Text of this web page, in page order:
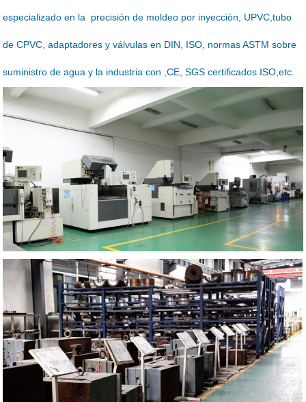
especializado en la precisión de moldeo por inyección, UPVC,tubo
de CPVC, adaptadores y válvulas en DIN, ISO, normas ASTM sobre
suministro de agua y la industria con ,CE, SGS certificados ISO,etc.